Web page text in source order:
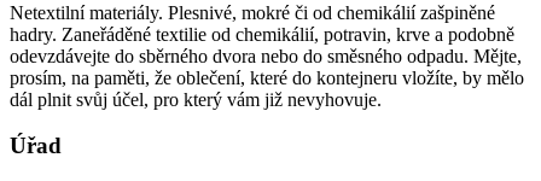
Netextilní materiály. Plesnivé, mokré či od chemikálií zašpiněné
hadry. Zaneřáděné textilie od chemikálií, potravin, krve a podobně
odevzdávejte do sběrného dvora nebo do směsného odpadu. Mějte,
prosím, na paměti, že oblečení, které do kontejneru vložíte, by mělo
dál plnit svůj účel, pro který vám již nevyhovuje.
Úřad